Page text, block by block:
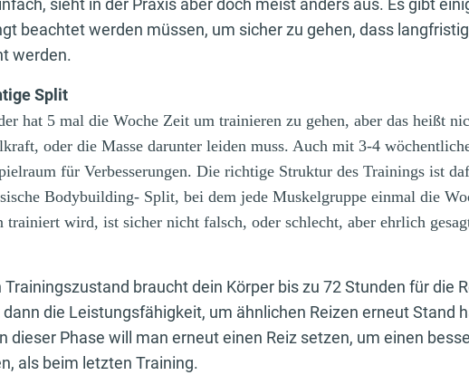
sieht in der Praxis aber doch meist anders aus. Es gibt
beachtet werden müssen, um sicher zu gehen, dass
werden.
Split
hat 5 mal die Woche Zeit um trainieren zu gehen, aber das heißt
oder die Masse darunter leiden muss. Auch mit 3-4
für Verbesserungen. Die richtige Struktur des Trainings ist
Bodybuilding- Split, bei dem jede Muskelgruppe einmal die
trainiert wird, ist sicher nicht falsch, oder schlecht, aber ehrlich
Trainingszustand braucht dein Körper bis zu 72 Stunden für die
die Leistungsfähigkeit, um ähnlichen Reizen erneut Stand
dieser Phase will man erneut einen Reiz setzen, um einen
als beim letzten Training.